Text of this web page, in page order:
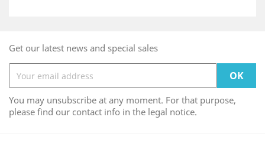
Get our latest news and special sales
You may unsubscribe at any moment. For that purpose,
please find our contact info in the legal notice.